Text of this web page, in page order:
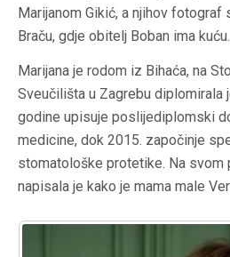
Marijanom Gikić, a njihov fotograf
Braču, gdje obitelj Boban ima kuću.
Marijana je rodom iz Bihaća, na
Sveučilišta u Zagrebu diplomirala
godine upisuje poslijediplomski
medicine, dok 2015. započinje
stomatološke protetike. Na svom
napisala je kako je mama male